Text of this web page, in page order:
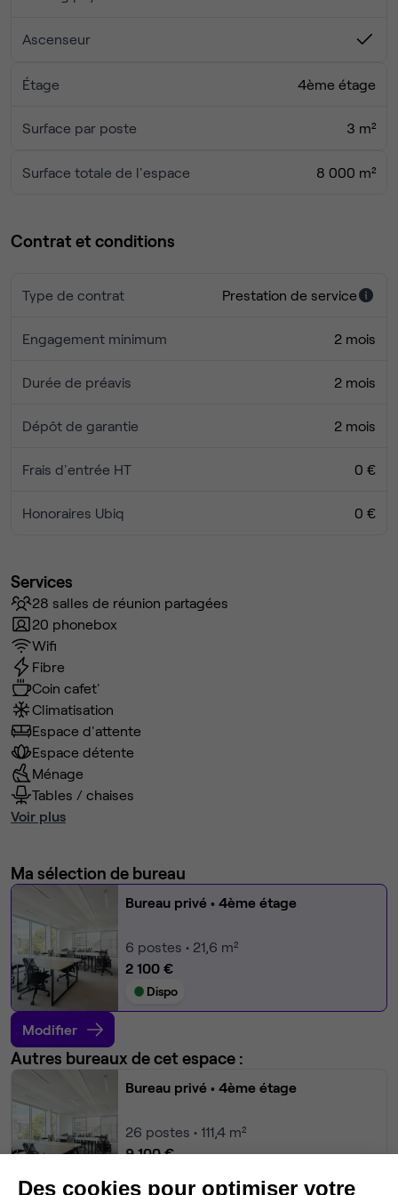
Ascenseur
Étage 4ème étage
Surface par poste 3 m²
Surface totale de l'espace 8 000 m²
Contrat et conditions
Type de contrat Prestation de service
Engagement minimum 2 mois
Durée de préavis 2 mois
Dépôt de garantie 2 mois
Frais d'entrée HT 0 €
Honoraires Ubiq 0 €
Services
28 salles de réunion partagées
20 phonebox
Wifi
Fibre
Coin cafet'
Climatisation
Espace d'attente
Espace détente
Ménage
Tables / chaises
Voir plus
Ma sélection de bureau
Bureau privé • 4ème étage
6 postes • 21,6 m²
2 100 €
Dispo
Modifier
Autres bureaux de cet espace :
Bureau privé • 4ème étage
26 postes • 111,4 m²
9 100 €
Des cookies pour optimiser votre